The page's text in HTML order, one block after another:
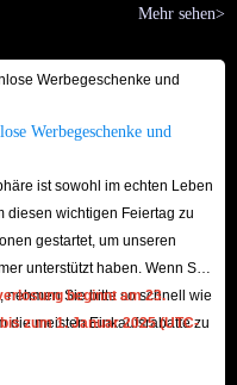
Mehr sehen>
Werbegeschenke und
ist sowohl im echten Leben
diesen wichtigen Feiertag zu
gestartet, um unseren
unterstützt haben. Wenn Sie
nehmen Sie bitte so schnell wie
die meisten Einkaufsrabatte zu
beginnt am 23.
zum 1. Januar 2025 (UTC-